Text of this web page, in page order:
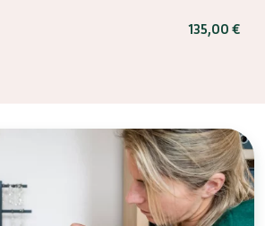
135,00 €